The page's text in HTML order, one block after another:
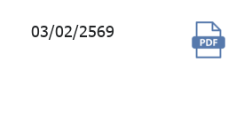
03/02/2569